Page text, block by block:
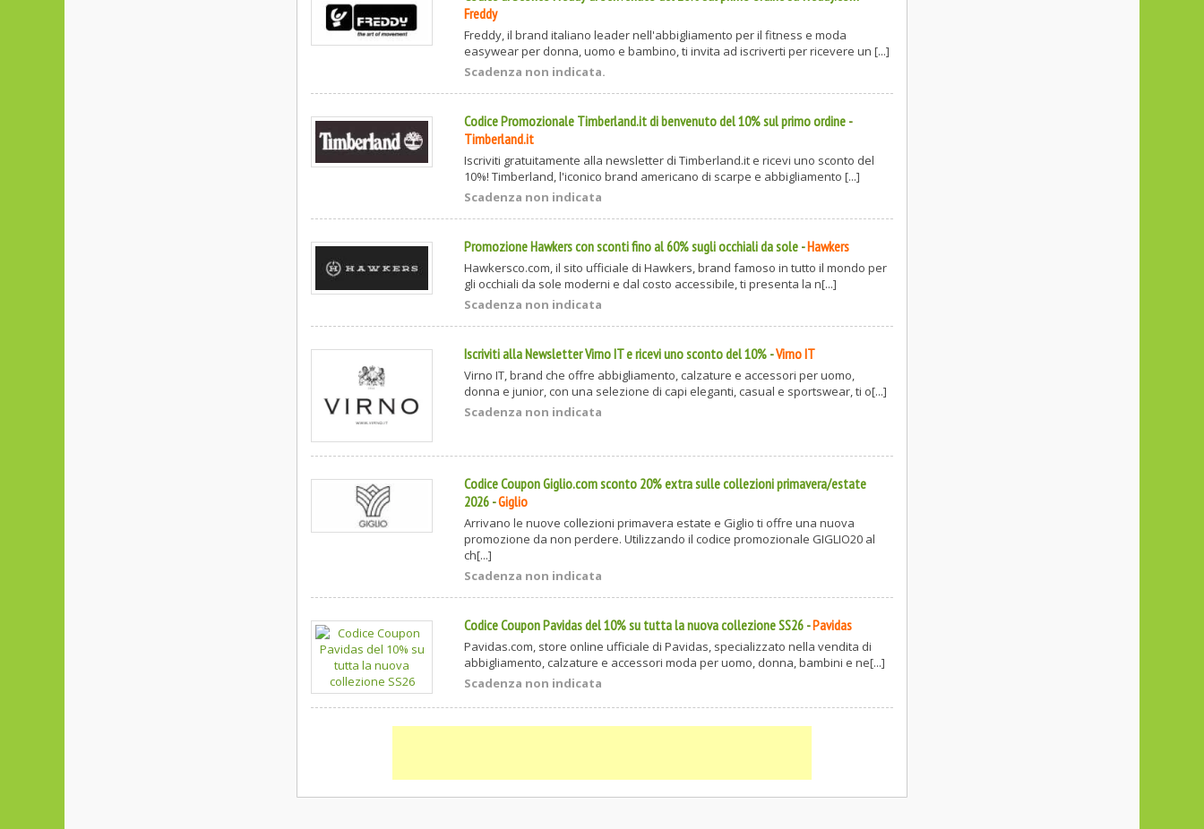
Freddy
Freddy, il brand italiano leader nell'abbigliamento per il fitness e moda
easywear per donna, uomo e bambino, ti invita ad iscriverti per ricevere un [...]
Scadenza non indicata.
Codice Promozionale Timberland.it di benvenuto del 10% sul primo ordine -
Timberland.it
Iscriviti gratuitamente alla newsletter di Timberland.it e ricevi uno sconto del
10%! Timberland, l'iconico brand americano di scarpe e abbigliamento [...]
Scadenza non indicata
Promozione Hawkers con sconti fino al 60% sugli occhiali da sole -Hawkers
Hawkersco.com, il sito ufficiale di Hawkers, brand famoso in tutto il mondo per
gli occhiali da sole moderni e dal costo accessibile, ti presenta la n[...]
Scadenza non indicata
Iscriviti alla Newsletter Virno IT e ricevi uno sconto del 10% -Virno IT
Virno IT, brand che offre abbigliamento, calzature e accessori per uomo,
donna e junior, con una selezione di capi eleganti, casual e sportswear, ti o[...]
Scadenza non indicata
Codice Coupon Giglio.com sconto 20% extra sulle collezioni primavera/estate
2026 -Giglio
Arrivano le nuove collezioni primavera estate e Giglio ti offre una nuova
promozione da non perdere. Utilizzando il codice promozionale GIGLIO20 al
ch[...]
Scadenza non indicata
Codice Coupon Pavidas del 10% su tutta la nuova collezione SS26 -Pavidas
Pavidas.com, store online ufficiale di Pavidas, specializzato nella vendita di
abbigliamento, calzature e accessori moda per uomo, donna, bambini e ne[...]
Scadenza non indicata